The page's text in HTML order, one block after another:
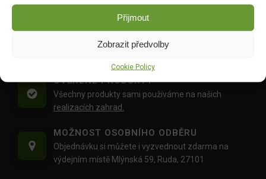
Přijmout
Zobrazit předvolby
Cookie Policy
DOPRAVA ZDARMA OD 1500 KČ
Doprava objednávek od 1500 Kč,
OVĚŘENÉ PRODUKTY
Všechny produkty sami používáme na našich
realizacích zahrad.
MOŽNOST OSOBNÍHO ODBĚRU
Objednávku si můžete i vyzvednout zdarma na
výdejním místě Mlýnská 59, Ruda, 27101